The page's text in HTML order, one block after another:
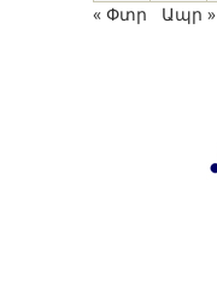
« Փտր
Ապր »